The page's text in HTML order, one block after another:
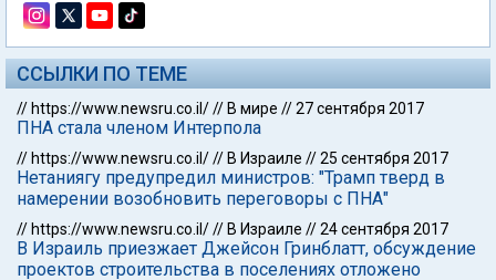
ССЫЛКИ ПО ТЕМЕ
// https://www.newsru.co.il/// В мире //27 сентября 2017
ПНА стала членом Интерпола
// https://www.newsru.co.il/// В Израиле //25 сентября 2017
Нетаниягу предупредил министров: "Трамп тверд в
намерении возобновить переговоры с ПНА"
// https://www.newsru.co.il/// В Израиле //24 сентября 2017
В Израиль приезжает Джейсон Гринблатт, обсуждение
проектов строительства в поселениях отложено